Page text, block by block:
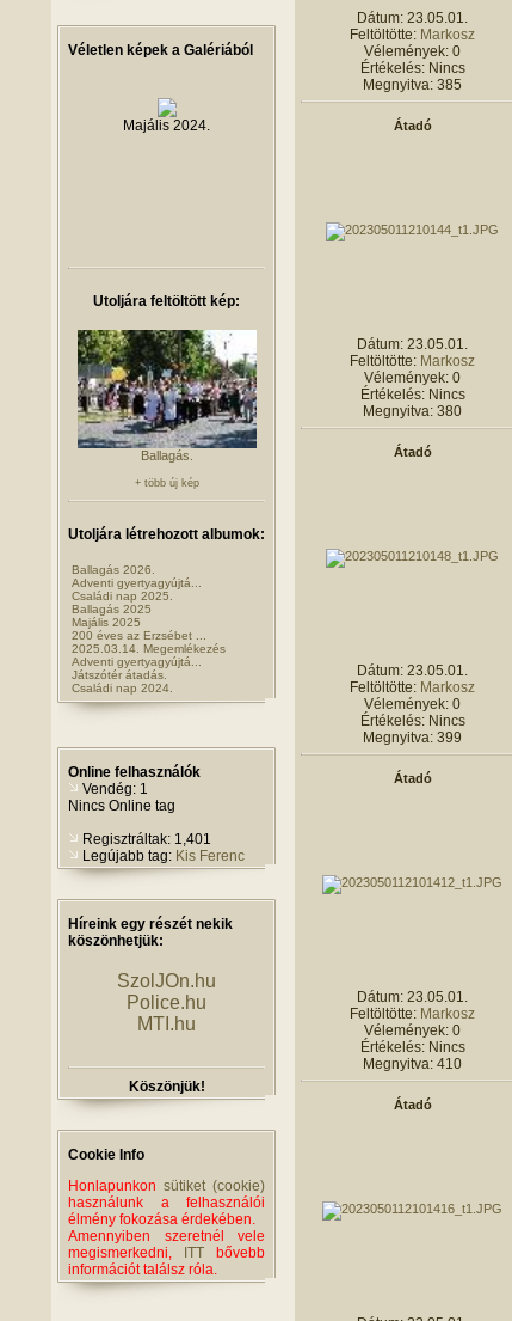
Véletlen képek a Galériából
Majális 2024.
Utoljára feltöltött kép:
Ballagás.
+ több új kép
Utoljára létrehozott albumok:
Ballagás 2026.
Adventi gyertyagyújtá...
Családi nap 2025.
Ballagás 2025
Majális 2025
200 éves az Erzsébet ...
2025.03.14. Megemlékezés
Adventi gyertyagyújtá...
Játszótér átadás.
Családi nap 2024.
Online felhasználók
Vendég: 1
Nincs Online tag
Regisztráltak: 1,401
Legújabb tag: Kis Ferenc
Híreink egy részét nekik
köszönhetjük:
SzolJOn.hu
Police.hu
MTI.hu
Köszönjük!
Cookie Info
Honlapunkon sütiket (cookie)
használunk a felhasználói
élmény fokozása érdekében.
Amennyiben szeretnél vele
megismerkedni,
ITT bővebb
információt találsz róla.
Dátum: 23.05.01.
Feltöltötte: Markosz
Vélemények: 0
Értékelés: Nincs
Megnyitva: 385
Átadó
Dátum: 23.05.01.
Feltöltötte: Markosz
Vélemények: 0
Értékelés: Nincs
Megnyitva: 380
Átadó
Dátum: 23.05.01.
Feltöltötte: Markosz
Vélemények: 0
Értékelés: Nincs
Megnyitva: 399
Átadó
Dátum: 23.05.01.
Feltöltötte: Markosz
Vélemények: 0
Értékelés: Nincs
Megnyitva: 410
Átadó